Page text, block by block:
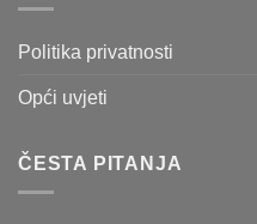
Politika privatnosti
Opći uvjeti
ČESTA PITANJA